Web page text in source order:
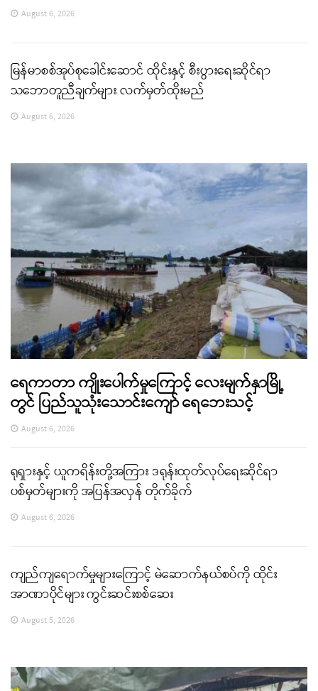
August 6, 2026
မြန်မာစစ်အုပ်စုခေါင်းဆောင် ထိုင်းနှင့် စီးပွားရေးဆိုင်ရာ
သဘောတူညီချက်များ လက်မှတ်ထိုးမည်
August 6, 2026
ရေကာတာ ကျိုးပေါက်မှုကြောင့် လေးမျက်နှာမြို့
တွင် ပြည်သူသုံးသောင်းကျော် ရေဘေးသင့်
August 6, 2026
ရုရှားနှင့် ယူကရိန်းတို့အကြား ဒရုန်းထုတ်လုပ်ရေးဆိုင်ရာ
ပစ်မှတ်များကို အပြန်အလှန် တိုက်ခိုက်
August 6, 2026
ကျည်ကျရောက်မှုများကြောင့် မဲဆောက်နယ်စပ်ကို ထိုင်း
အာဏာပိုင်များ ကွင်းဆင်းစစ်ဆေး
August 5, 2026